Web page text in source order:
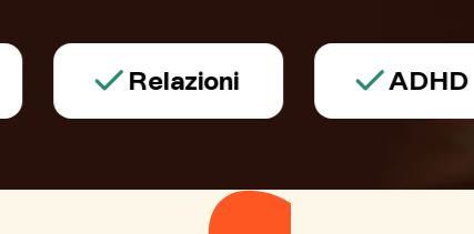
Relazioni ADHD